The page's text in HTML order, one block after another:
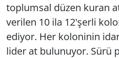
toplumsal düzen kuran
verilen 10 ila 12'şerli
ediyor. Her koloninin
lider at bulunuyor. Sürü